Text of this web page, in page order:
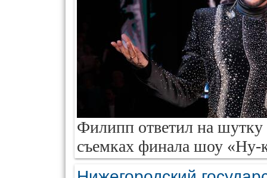
Филипп ответил на шутку
съемках финала шоу «Ну-